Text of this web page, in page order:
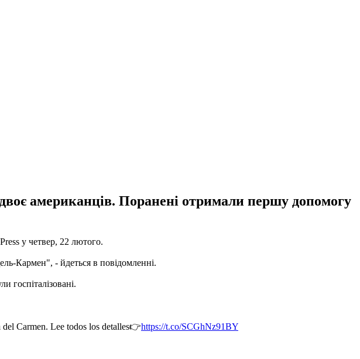
американців. Поранені отримали першу допомогу
у четвер, 22 лютого.
Кармен", - йдеться в повідомленні.
госпіталізовані.
del Carmen. Lee todos los detalles👉https://t.co/SCGhNz91BY